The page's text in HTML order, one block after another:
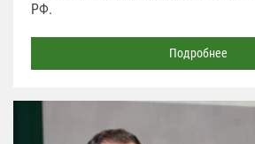
РФ.
Подробнее